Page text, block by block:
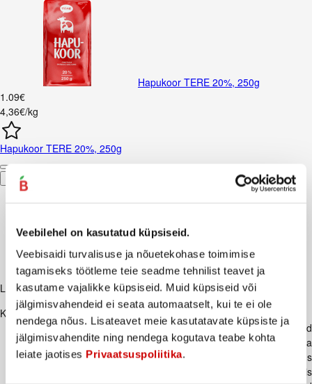
Veebilehel on kasutatud küpsiseid.
Veebisaidi turvalisuse ja nõuetekohase toimimise
tagamiseks töötleme teie seadme tehnilist teavet ja
kasutame vajalikke küpsiseid. Muid küpsiseid või
jälgimisvahendeid ei seata automaatselt, kui te ei ole
nendega nõus. Lisateavet meie kasutatavate küpsiste ja
jälgimisvahendite ning nendega kogutava teabe kohta
leiate jaotises Privaatsuspoliitika.
Hapukoor TERE 20%, 250g
1 .09€
4,36€/kg
Hapukoor TERE 20%, 250g
Ostukorvi
Lisaks soovitame
Kirjeldus
Tõeline legend ja Rakvere klassika, pihvid, mis on katnud
eestimaalaste toidulaudasid ning rõõmustanud maitsemeeli juba
üle 20 aasta. Pihvid on valmistatud seahakklihast (lihasisaldus
67%), klassikalise koduse maitsestusega ning taimses õlis